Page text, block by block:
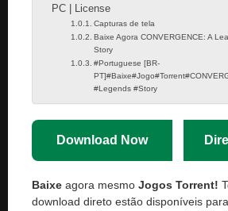
PC | License
Capturas de tela
Baixe Agora CONVERGENCE: A
Story
#Portuguese [BR-
#Legends #Story
Download Now
Baixe agora mesmo Jogos Torrent!
download direto estão disponíveis